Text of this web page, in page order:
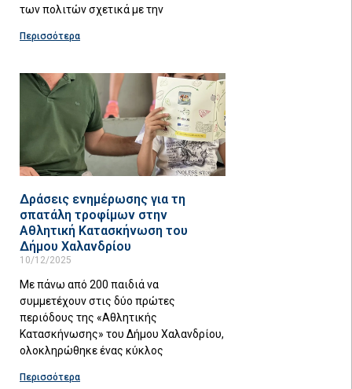
των πολιτών σχετικά με την
Περισσότερα
Δράσεις ενημέρωσης για τη
σπατάλη τροφίμων στην
Αθλητική Κατασκήνωση του
Δήμου Χαλανδρίου
10/12/2025
Με πάνω από 200 παιδιά να
συμμετέχουν στις δύο πρώτες
περιόδους της «Αθλητικής
Κατασκήνωσης» του Δήμου Χαλανδρίου,
ολοκληρώθηκε ένας κύκλος
Περισσότερα